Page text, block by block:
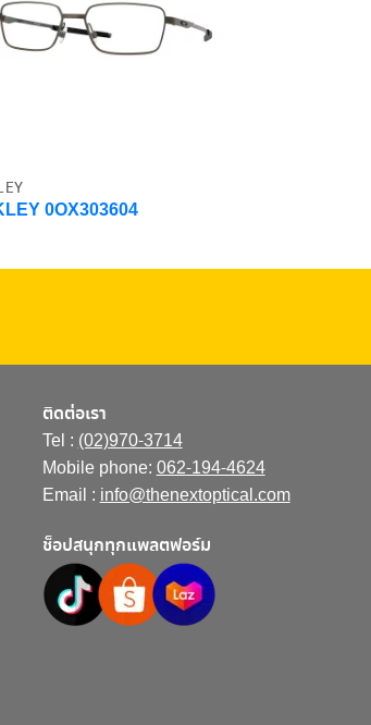
0OX303604
ติดต่อเรา
Tel :(02)970-3714
Mobile phone:062-194-4624
Email :info@thenextoptical.com
ช็อปสนุกทุกแพลตฟอร์ม